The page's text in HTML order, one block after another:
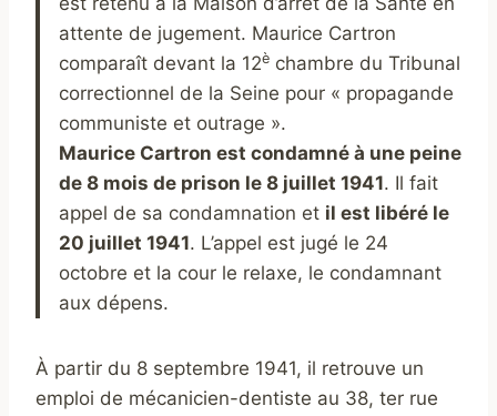
attente de jugement. Maurice Cartron
comparaît devant la 12è chambre du Tribunal
correctionnel de la Seine pour « propagande
communiste et outrage ».
Maurice Cartron est condamné à une peine
de 8 mois de prison le 8 juillet 1941. Il fait
appel de sa condamnation et il est libéré le
20 juillet 1941. L’appel est jugé le 24
octobre et la cour le relaxe, le condamnant
aux dépens.
À partir du 8 septembre 1941, il retrouve un
emploi de mécanicien-dentiste au 38, ter rue